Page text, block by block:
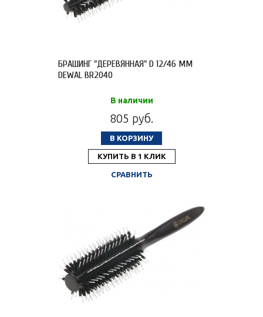
БРАШИНГ "ДЕРЕВЯННАЯ" D 12/46 ММ
DEWAL BR2040
В наличии
805 руб.
В КОРЗИНУ
КУПИТЬ В 1 КЛИК
СРАВНИТЬ